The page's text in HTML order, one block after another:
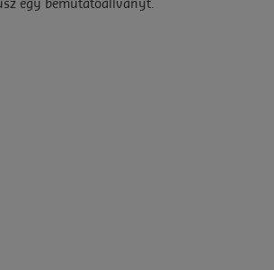
egy bemutatóállványt.